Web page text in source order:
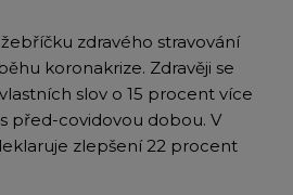
zdravého stravování
koronakrize. Zdravěji se
slov o 15 procent více
před-covidovou dobou. V
zlepšení 22 procent